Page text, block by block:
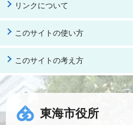
リンクについて
このサイトの使い方
このサイトの考え方
東海市役所